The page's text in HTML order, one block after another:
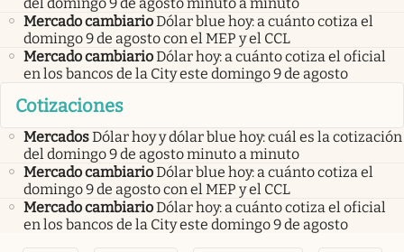
Mercado cambiarioDólar blue hoy: a cuánto cotiza el
domingo 9 de agosto con el MEP y el CCL
Mercado cambiarioDólar hoy: a cuánto cotiza el oficial
en los bancos de la City este domingo 9 de agosto
Cotizaciones
MercadosDólar hoy y dólar blue hoy: cuál es la cotización
del domingo 9 de agosto minuto a minuto
Mercado cambiarioDólar blue hoy: a cuánto cotiza el
domingo 9 de agosto con el MEP y el CCL
Mercado cambiarioDólar hoy: a cuánto cotiza el oficial
en los bancos de la City este domingo 9 de agosto